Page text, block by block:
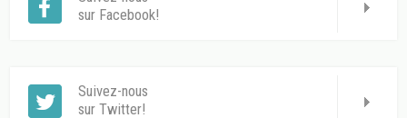
sur Facebook!
Suivez-nous
sur Twitter!